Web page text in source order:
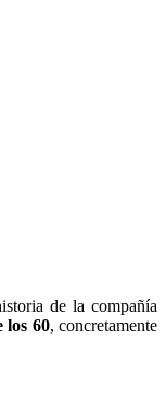
de la compañía
los 60, concretamente